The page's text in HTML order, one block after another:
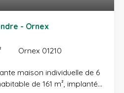
- Ornex
Ornex 01210
maison individuelle de 6
de 161 m², implantée